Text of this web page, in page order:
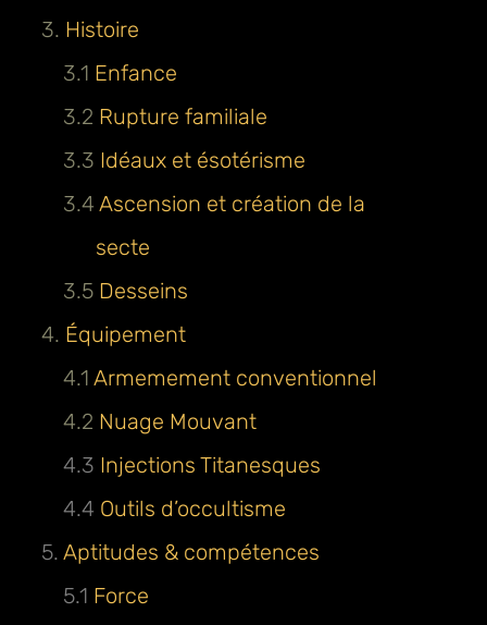
3. Histoire
3.1 Enfance
3.2 Rupture familiale
3.3 Idéaux et ésotérisme
3.4 Ascension et création de la
secte
3.5 Desseins
4. Équipement
4.1 Armemement conventionnel
4.2 Nuage Mouvant
4.3 Injections Titanesques
4.4 Outils d’occultisme
5. Aptitudes & compétences
5.1 Force